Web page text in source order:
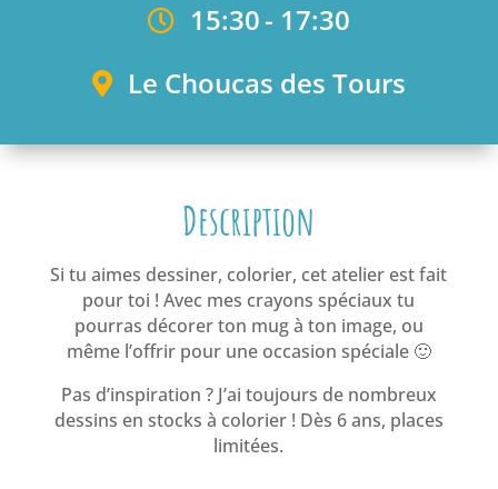
15:30- 17:30
Le Choucas des Tours
Description
Si tu aimes dessiner, colorier, cet atelier est fait
pour toi ! Avec mes crayons spéciaux tu
pourras décorer ton mug à ton image, ou
même l’offrir pour une occasion spéciale 🙂
Pas d’inspiration ? J’ai toujours de nombreux
dessins en stocks à colorier ! Dès 6 ans, places
limitées.